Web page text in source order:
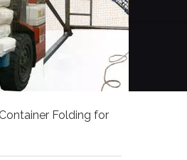
Folding for